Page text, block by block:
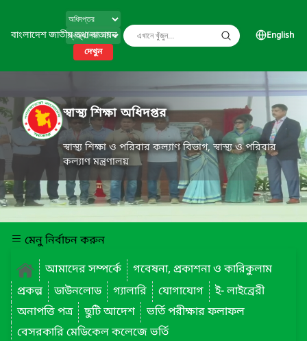
বাংলাদেশ জাতীয় তথ্য বাতায়ন
দেখুন
English
স্বাস্থ্য শিক্ষা অধিদপ্তর
স্বাস্থ্য শিক্ষা ও পরিবার কল্যাণ বিভাগ, স্বাস্থ্য ও পরিবার
কল্যাণ মন্ত্রণালয়
মেনু নির্বাচন করুন
আমাদের সম্পর্কে
গবেষনা, প্রকাশনা ও কারিকুলাম
প্রকল্প
ডাউনলোড গ্যালারি যোগাযোগ
ই- লাইব্রেরী
অনাপত্তি পত্র
ছুটি আদেশ
ভর্তি পরীক্ষার ফলাফল
বেসরকারি মেডিকেল কলেজে ভর্তি